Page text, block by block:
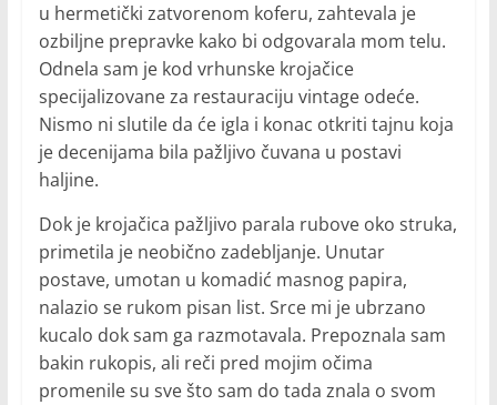
u hermetički zatvorenom koferu, zahtevala je
ozbiljne prepravke kako bi odgovarala mom telu.
Odnela sam je kod vrhunske krojačice
specijalizovane za restauraciju vintage odeće.
Nismo ni slutile da će igla i konac otkriti tajnu koja
je decenijama bila pažljivo čuvana u postavi
haljine.
Dok je krojačica pažljivo parala rubove oko struka,
primetila je neobično zadebljanje. Unutar
postave, umotan u komadić masnog papira,
nalazio se rukom pisan list. Srce mi je ubrzano
kucalo dok sam ga razmotavala. Prepoznala sam
bakin rukopis, ali reči pred mojim očima
promenile su sve što sam do tada znala o svom